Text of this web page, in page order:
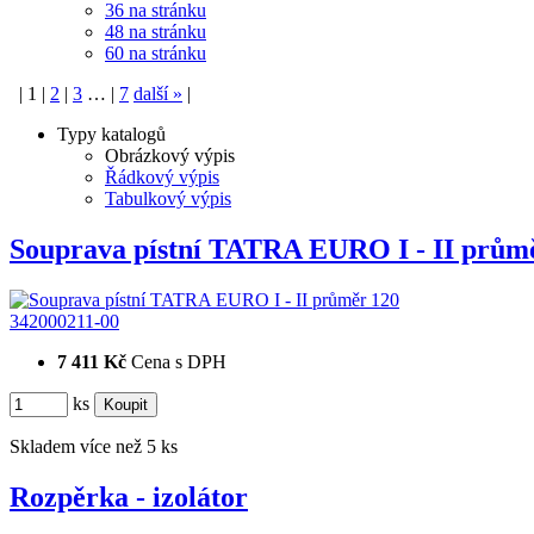
36 na stránku
48 na stránku
60 na stránku
1 2 3 … 7 další »
Typy katalogů
Obrázkový výpis
Řádkový výpis
Tabulkový výpis
Souprava pístní TATRA EURO I - II
342000211-00
7 411 Kč Cena s DPH
ks
Skladem více než 5 ks
Rozpěrka - izolátor